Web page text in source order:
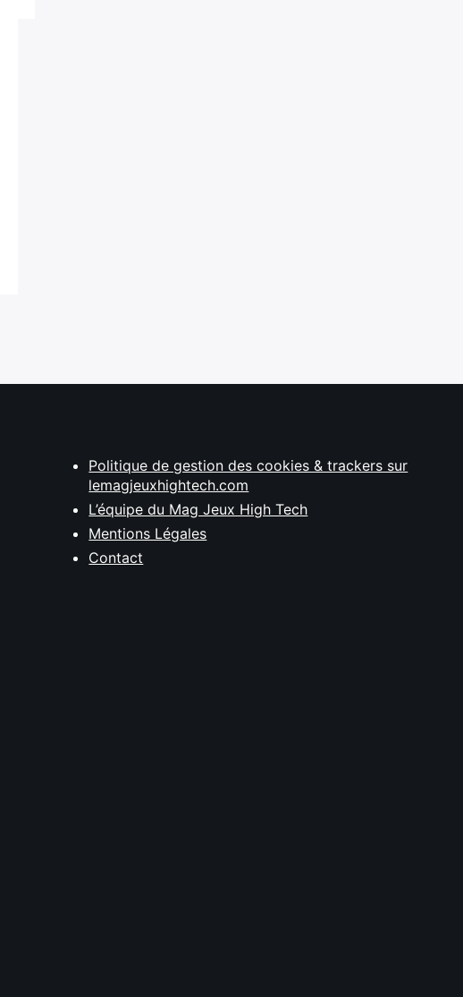
Politique de gestion des cookies & trackers sur
lemagjeuxhightech.com
L’équipe du Mag Jeux High Tech
Mentions Légales
Contact